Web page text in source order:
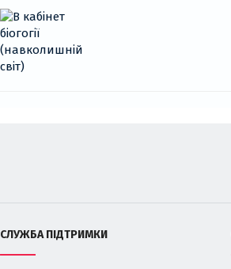
СЛУЖБА ПІДТРИМКИ